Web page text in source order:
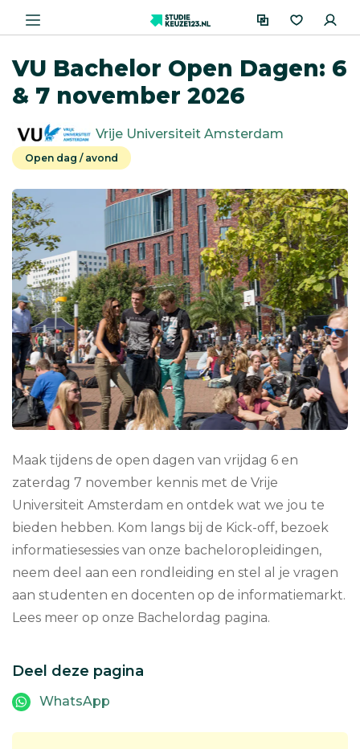
VU Bachelor Open Dagen: 6
& 7 november 2026
Vrije Universiteit Amsterdam
Open dag / avond
Maak tijdens de open dagen van vrijdag 6 en
zaterdag 7 november kennis met de Vrije
Universiteit Amsterdam en ontdek wat we jou te
bieden hebben. Kom langs bij de Kick-off, bezoek
informatiesessies van onze bacheloropleidingen,
neem deel aan een rondleiding en stel al je vragen
aan studenten en docenten op de informatiemarkt.
Lees meer op onze Bachelordag pagina.
Deel deze pagina
WhatsApp